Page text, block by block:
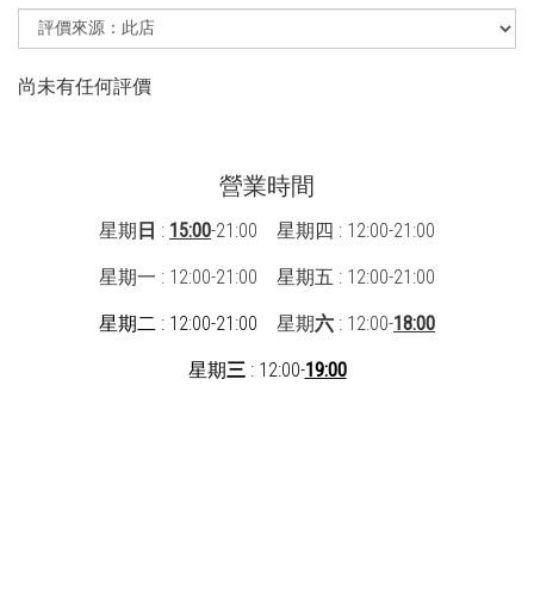
尚未有任何評價
營業時間
星期 日 : 15:00-21:00 星期四 : 12:00-21:00
星期一 : 12:00-21:00 星期五 : 12:00-21:00
星期二 : 12:00-21:00 星期六 : 12:00-18:00
星期三: 12:00-19:00